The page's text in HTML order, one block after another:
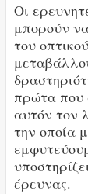
Οι
μπορούν
του
πρώτα που
αυτόν τον
την οποία
έρευνας.